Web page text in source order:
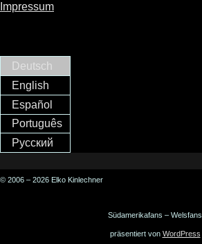
Impressum
Deutsch
English
Español
Português
Русский
© 2006 – 2026 Elko Kinlechner
Südamerikafans – Welsfans
präsentiert von WordPress